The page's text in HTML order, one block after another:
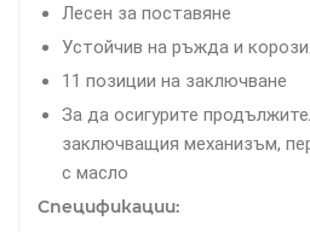
Лесен за поставяне
Устойчив на ръжда и
11 позиции на заключване
За да осигурите
заключващия механизъм,
с масло
Спецификации: